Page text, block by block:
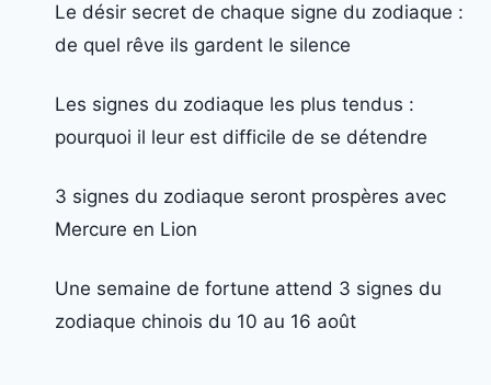
Le désir secret de chaque signe du zodiaque :
de quel rêve ils gardent le silence
Les signes du zodiaque les plus tendus :
pourquoi il leur est difficile de se détendre
3 signes du zodiaque seront prospères avec
Mercure en Lion
Une semaine de fortune attend 3 signes du
zodiaque chinois du 10 au 16 août